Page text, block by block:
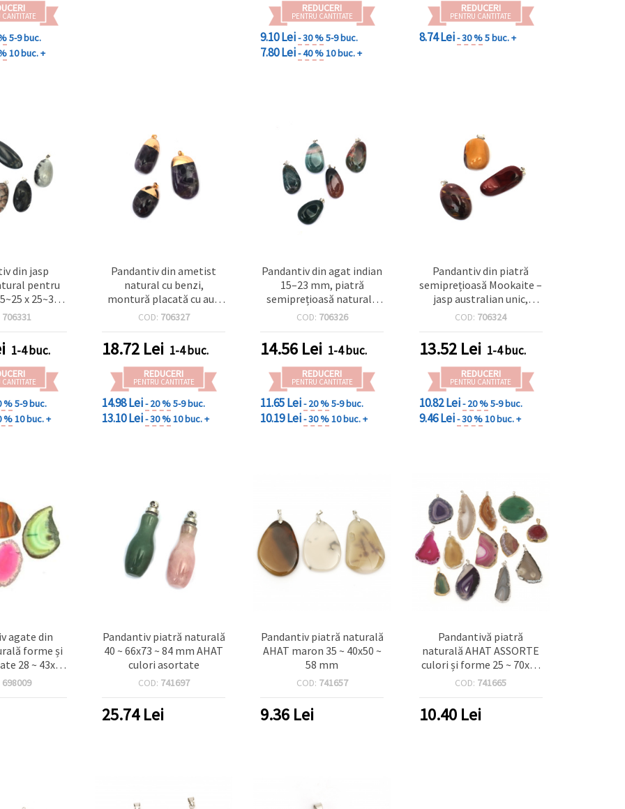
CANTITATE
5-9 buc.
10 buc. +
REDUCERI
PENTRU CANTITATE
9.10 Lei- 30 %5-9 buc.
7.80 Lei- 40 %10 buc. +
REDUCERI
PENTRU CANTITATE
8.74 Lei- 30 %5 buc. +
din jasp
pentru
x 25~38
706331
1-4 buc.
CANTITATE
%5-9 buc.
%10 buc. +
Pandantiv din ametist
natural cu benzi,
montură placată cu aur,
15-25x25-38 mm
COD: 706327
18.72 Lei 1-4 buc.
REDUCERI
PENTRU CANTITATE
14.98 Lei- 20 %5-9 buc.
13.10 Lei- 30 %10 buc. +
Pandantiv din agat indian
15–23 mm, piatră
semiprețioasă naturală
de vindecare, asortat
COD: 706326
14.56 Lei 1-4 buc.
REDUCERI
PENTRU CANTITATE
11.65 Lei- 20 %5-9 buc.
10.19 Lei- 30 %10 buc. +
Pandantiv din piatră
semiprețioasă Mookaite –
jasp australian unic,
culori vibrante, 10–35 x
COD: 706324
13.52Lei 1-4 buc.
REDUCERI
PENTRU CANTITATE
10.82 Lei- 20 %5-9 buc.
9.46 Lei- 30 %10 buc. +
agate din
forme și
28 ~ 43x40
mm
698009
Pandantiv piatră naturală
40 ~ 66x73 ~ 84 mm AHAT
culori asortate
COD: 741697
25.74Lei
Pandantiv piatră naturală
AHAT maron 35 ~ 40x50 ~
58 mm
COD: 741657
9.36 Lei
Pandantivă piatră
naturală AHAT ASSORTE
culori și forme 25 ~ 70x45
~ 115x4 ~ 8 mm
COD: 741665
10.40Lei